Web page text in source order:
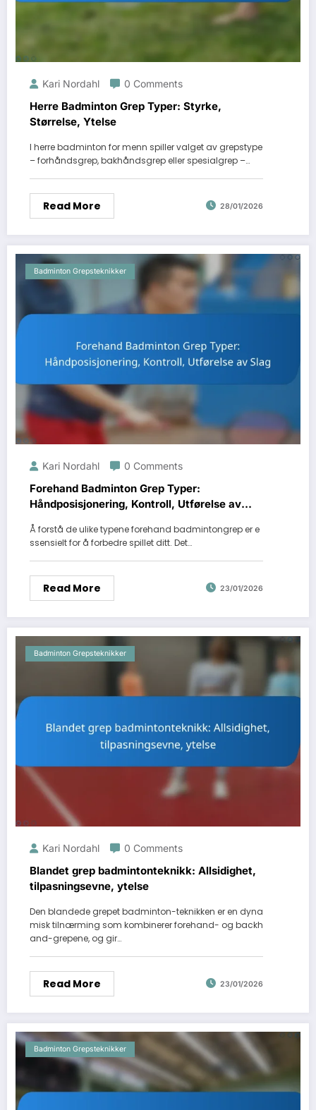
Kari Nordahl 0 Comments
Herre Badminton Grep Typer: Styrke,
Størrelse, Ytelse
I herre badminton for menn spiller valget av grepstype
– forhåndsgrep, bakhåndsgrep eller spesialgrep –…
Read More 28/01/2026
Badminton Grepsteknikker
Kari Nordahl 0 Comments
Forehand Badminton Grep Typer:
Håndposisjonering, Kontroll, Utførelse av
Å forstå de ulike typene forehand badmintongrep er e
ssensielt for å forbedre spillet ditt. Det…
Read More 23/01/2026
Badminton Grepsteknikker
Kari Nordahl 0 Comments
Blandet grep badmintonteknikk: Allsidighet,
tilpasningsevne, ytelse
Den blandede grepet badminton-teknikken er en dyna
misk tilnærming som kombinerer forehand- og backh
and-grepene, og gir…
Read More 23/01/2026
Badminton Grepsteknikker